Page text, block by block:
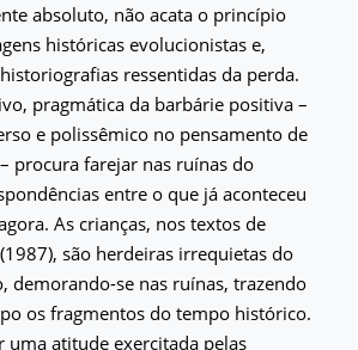
absoluto, não acata o princípio
históricas evolucionistas e,
ressentidas da perda.
pragmática da barbárie positiva –
e polissêmico no pensamento de
procura farejar nas ruínas do
entre o que já aconteceu
As crianças, nos textos de
são herdeiras irrequietas do
demorando-se nas ruínas, trazendo
os fragmentos do tempo histórico.
uma atitude exercitada pelas